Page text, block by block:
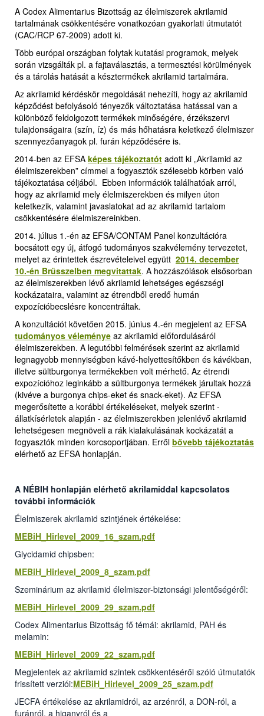
A Codex Alimentarius Bizottság az élelmiszerek akrilamid
tartalmának csökkentésére vonatkozóan gyakorlati útmutatót
(CAC/RCP 67-2009) adott ki.
Több európai országban folytak kutatási programok, melyek
során vizsgálták pl. a fajtaválasztás, a termesztési körülmények
és a tárolás hatását a késztermékek akrilamid tartalmára.
Az akrilamid kérdéskör megoldását nehezíti, hogy az akrilamid
képződést befolyásoló tényezők változtatása hatással van a
különböző feldolgozott termékek minőségére, érzékszervi
tulajdonságaira (szín, íz) és más hőhatásra keletkező élelmiszer
szennyezőanyagok pl. furán képződésére is.
2014-ben az EFSA képes tájékoztatót adott ki „Akrilamid az
élelmiszerekben” címmel a fogyasztók szélesebb körben való
tájékoztatása céljából. Ebben információk találhatóak arról,
hogy az akrilamid mely élelmiszerekben és milyen úton
keletkezik, valamint javaslatokat ad az akrilamid tartalom
csökkentésére élelmiszereinkben.
2014. július 1.-én az EFSA/CONTAM Panel konzultációra
bocsátott egy új, átfogó tudományos szakvélemény tervezetet,
melyet az érintettek észrevételeivel együtt 2014. december
10.-én Brüsszelben megvitattak. A hozzászólások elsősorban
az élelmiszerekben lévő akrilamid lehetséges egészségi
kockázataira, valamint az étrendből eredő humán
expozícióbecslésre koncentráltak.
A konzultációt követően 2015. június 4.-én megjelent az EFSA
tudományos véleménye az akrilamid előfordulásáról
élelmiszerekben. A legutóbbi felmérések szerint az akrilamid
legnagyobb mennyiségben kávé-helyettesítőkben és kávékban,
illetve sültburgonya termékekben volt mérhető. Az étrendi
expozícióhoz leginkább a sültburgonya termékek járultak hozzá
(kivéve a burgonya chips-eket és snack-eket). Az EFSA
megerősítette a korábbi értékeléseket, melyek szerint -
állatkísérletek alapján - az élelmiszerekben jelenlévő akrilamid
lehetségesen megnöveli a rák kialakulásának kockázatát a
fogyasztók minden korcsoportjában. Erről bővebb tájékoztatás
elérhető az EFSA honlapján.
A NÉBIH honlapján elérhető akrilamiddal kapcsolatos
további információk
Élelmiszerek akrilamid szintjének értékelése:
MEBiH_Hirlevel_2009_16_szam.pdf
Glycidamid chipsben:
MEBiH_Hirlevel_2009_8_szam.pdf
Szeminárium az akrilamid élelmiszer-biztonsági jelentőségéről:
MEBiH_Hirlevel_2009_29_szam.pdf
Codex Alimentarius Bizottság fő témái: akrilamid, PAH és
melamin:
MEBiH_Hirlevel_2009_22_szam.pdf
Megjelentek az akrilamid szintek csökkentéséről szóló útmutatók
frissített verziói:MEBiH_Hirlevel_2009_25_szam.pdf
JECFA értékelése az akrilamidról, az arzénról, a DON-ról, a
furánról, a higanyról és a